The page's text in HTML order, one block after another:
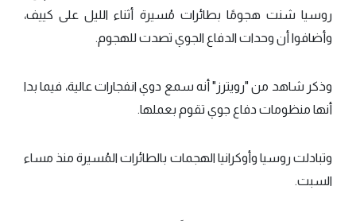
روسيا شنت هجومًا بطائرات مُسيرة أثناء الليل على كييف،
وأضافوا أن وحدات الدفاع الجوي تصدت للهجوم.
وذكر شاهد من "رويترز" أنه سمع دوي انفجارات عالية، فيما بدا
أنها منظومات دفاع جوي تقوم بعملها.
وتبادلت روسيا وأوكرانيا الهجمات بالطائرات المُسيرة منذ مساء
السبت.